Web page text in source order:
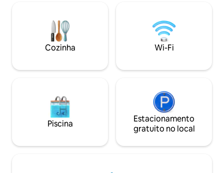
está relaxando nas férias ou trabalhando
remotamente, esta casa oferece uma
base tranquila, prática e elegante para
desfrutar de tudo o que a ilha tem a
comodidades
privativa de 70
oferece
magníficas vistas
Cozinha Wi-Fi
Piscina
Estacionamento
gratuito no local